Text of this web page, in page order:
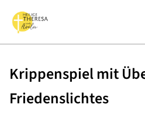
Krippenspiel mit
Friedenslichtes